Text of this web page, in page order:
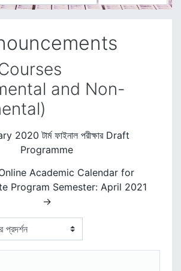
and Non-
2020 টার্ম ফাইনাল পরীক্ষার Draft
Programme
Academic Calendar for
Program Semester: April 2021
→